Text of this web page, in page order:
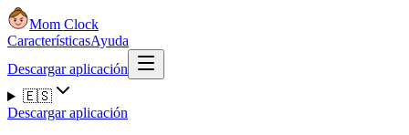
Mom Clock
CaracterísticasAyuda
Descargar aplicación
🇪🇸
Descargar aplicación